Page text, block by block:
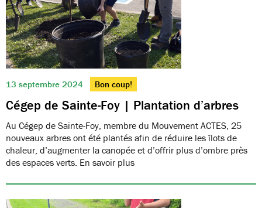
13 septembre 2024 Bon coup!
Cégep de Sainte-Foy | Plantation d’arbres
Au Cégep de Sainte-Foy, membre du Mouvement ACTES, 25
nouveaux arbres ont été plantés afin de réduire les îlots de
chaleur, d’augmenter la canopée et d’offrir plus d’ombre près
des espaces verts. En savoir plus